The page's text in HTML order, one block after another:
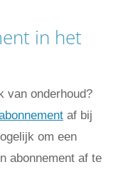
in het
van onderhoud?
af bij
om een
abonnement af te